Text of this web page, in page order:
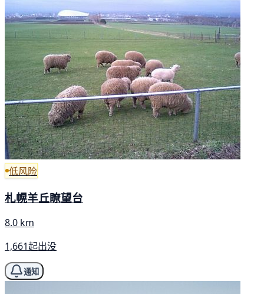
低风险
札幌羊丘瞭望台
8.0 km
1,661起出没
通知